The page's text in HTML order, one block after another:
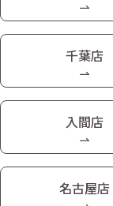
千葉店
入間店
名古屋店